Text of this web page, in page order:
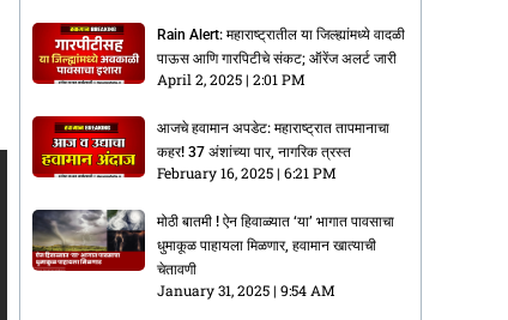
Rain Alert: महाराष्ट्रातील या जिल्ह्यांमध्ये वादळी
पाऊस आणि गारपिटीचे संकट; ऑरेंज अलर्ट जारी
April 2, 2025 2:01 PM
आजचे हवामान अपडेट: महाराष्ट्रात तापमानाचा
कहर! 37 अंशांच्या पार, नागरिक त्रस्त
February 16, 2025 6:21 PM
मोठी बातमी ! ऐन हिवाळ्यात ‘या’ भागात पावसाचा
धुमाकूळ पाहायला मिळणार, हवामान खात्याची
चेतावणी
January 31, 2025 9:54 AM